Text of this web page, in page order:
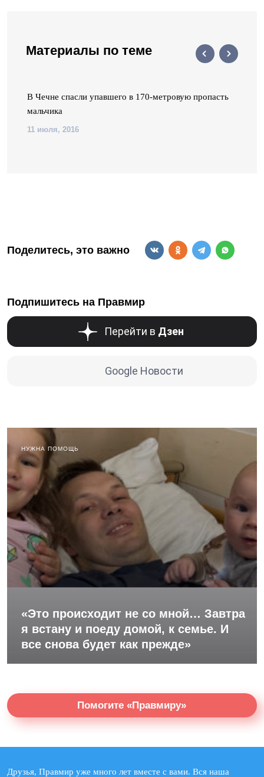
Материалы по теме
В Чечне спасли упавшего в 170-метровую пропасть
мальчика
11 июля, 2016
Поделитесь, это важно
Подпишитесь на Правмир
Перейти в Дзен
Google Новости
НУЖНА ПОМОЩЬ
«Это происходит не со мной… Завтра
я встану и поеду домой, к семье. И
все снова будет как прежде»
Помогите «Правмиру»
Друзья, Правмир уже много лет вместе с вами. Вся наша